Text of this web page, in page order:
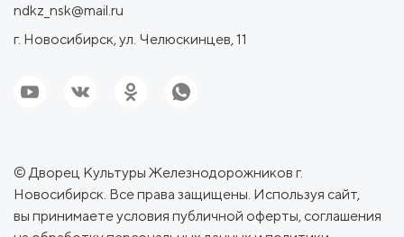
ndkz_nsk@mail.ru
г. Новосибирск, ул. Челюскинцев, 11
© Дворец Культуры Железнодорожников г.
Новосибирск. Все права защищены. Используя сайт,
вы принимаете условия публичной оферты, соглашения